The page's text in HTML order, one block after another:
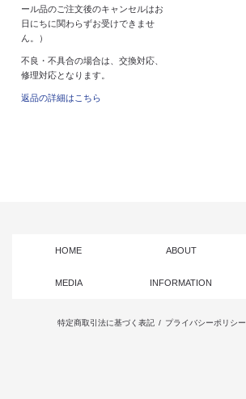
ール品のご注文後のキャンセルはお
日にちに関わらずお受けできませ
ん。）
不良・不具合の場合は、交換対応、
修理対応となります。
返品の詳細はこちら
HOME ABOUT
MEDIA INFORMATION
特定商取引法に基づく表記 / プライバシーポリシー